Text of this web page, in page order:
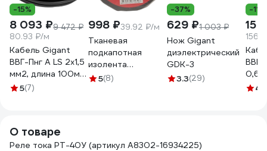
-15%
8 093 ₽9 472 ₽
80.93 ₽/м
Кабель Gigant
ВВГ-Пнг А LS 2x1,5
мм2, длина 100м
ГОСТ GCAB-03
5(7)
998 ₽39.92 ₽/м
Тканевая
подкапотная
изолента
Terminator Izt
5(8)
-37%
629 ₽1 003 ₽
Нож Gigant
диэлектрический
GDK-3
3.3(29)
-11%
15
0,66
4.5
О товаре
Реле тока РТ-40У (артикул A8302-16934225)